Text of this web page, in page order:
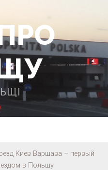
Киев Варшава – первый
в Польшу